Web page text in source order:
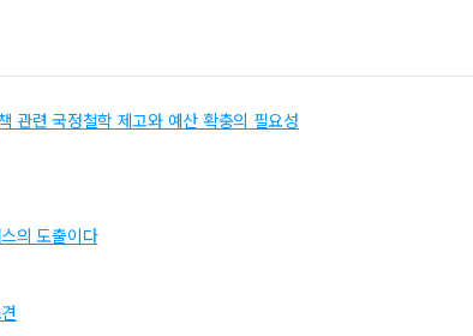
관련 국정철학 제고와 예산 확충의 필요성
의 도출이다